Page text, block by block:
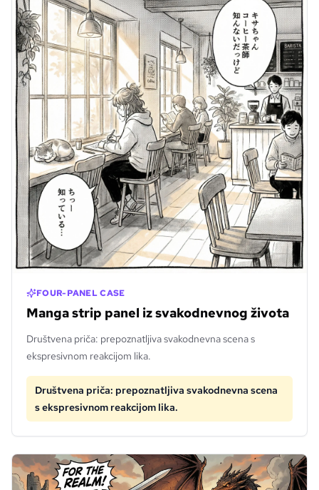
FOUR-PANEL CASE
Manga strip panel iz svakodnevnog života
Društvena priča: prepoznatljiva svakodnevna scena s
ekspresivnom reakcijom lika.
Društvena priča: prepoznatljiva svakodnevna scena
s ekspresivnom reakcijom lika.